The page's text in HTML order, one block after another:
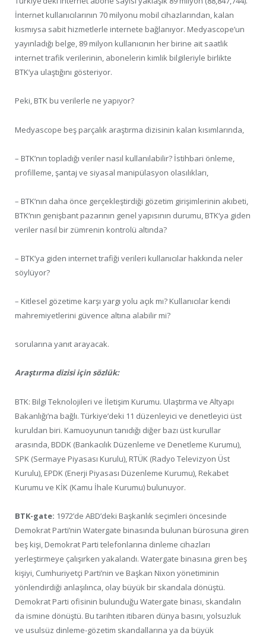
İnternet kullanıcılarının 70 milyonu mobil cihazlarından, kalan
kısmıysa sabit hizmetlerle internete bağlanıyor. Medyascope’un
yayınladığı belge, 89 milyon kullanıcının her birine ait saatlik
internet trafik verilerinin, abonelerin kimlik bilgileriyle birlikte
BTK’ya ulaştığını gösteriyor.
Peki, BTK bu verilerle ne yapıyor?
Medyascope beş parçalık araştırma dizisinin kalan kısımlarında,
– BTK’nın topladığı veriler nasıl kullanılabilir? İstihbari önleme,
profilleme, şantaj ve siyasal manipülasyon olasılıkları,
– BTK’nın daha önce gerçekleştirdiği gözetim girişimlerinin akıbeti,
BTK’nın genişbant pazarının genel yapısının durumu, BTK’ya giden
veriler nasıl bir zümrenin kontrolü altında?
– BTK’ya giden internet trafiği verileri kullanıcılar hakkında neler
söylüyor?
– Kitlesel gözetime karşı yargı yolu açık mı? Kullanıcılar kendi
mahremiyetlerini güvence altına alabilir mi?
sorularına yanıt arayacak.
Araştırma dizisi için sözlük:
BTK: Bilgi Teknolojileri ve İletişim Kurumu. Ulaştırma ve Altyapı
Bakanlığı’na bağlı. Türkiye’deki 11 düzenleyici ve denetleyici üst
kuruldan biri. Kamuoyunun tanıdığı diğer bazı üst kurullar
arasında, BDDK (Bankacılık Düzenleme ve Denetleme Kurumu),
SPK (Sermaye Piyasası Kurulu), RTÜK (Radyo Televizyon Üst
Kurulu), EPDK (Enerji Piyasası Düzenleme Kurumu), Rekabet
Kurumu ve KİK (Kamu İhale Kurumu) bulunuyor.
BTK-gate: 1972’de ABD’deki Başkanlık seçimleri öncesinde
Demokrat Parti’nin Watergate binasında bulunan bürosuna giren
beş kişi, Demokrat Parti telefonlarına dinleme cihazları
yerleştirmeye çalışırken yakalandı. Watergate binasına giren beş
kişiyi, Cumhuriyetçi Parti’nin ve Başkan Nixon yönetiminin
yönlendirdiği anlaşılınca, olay büyük bir skandala dönüştü.
Demokrat Parti ofisinin bulunduğu Watergate binası, skandalın
da ismine dönüştü. Bu tarihten itibaren dünya basını, yolsuzluk
ve usulsüz dinleme-gözetim skandallarına ya da büyük